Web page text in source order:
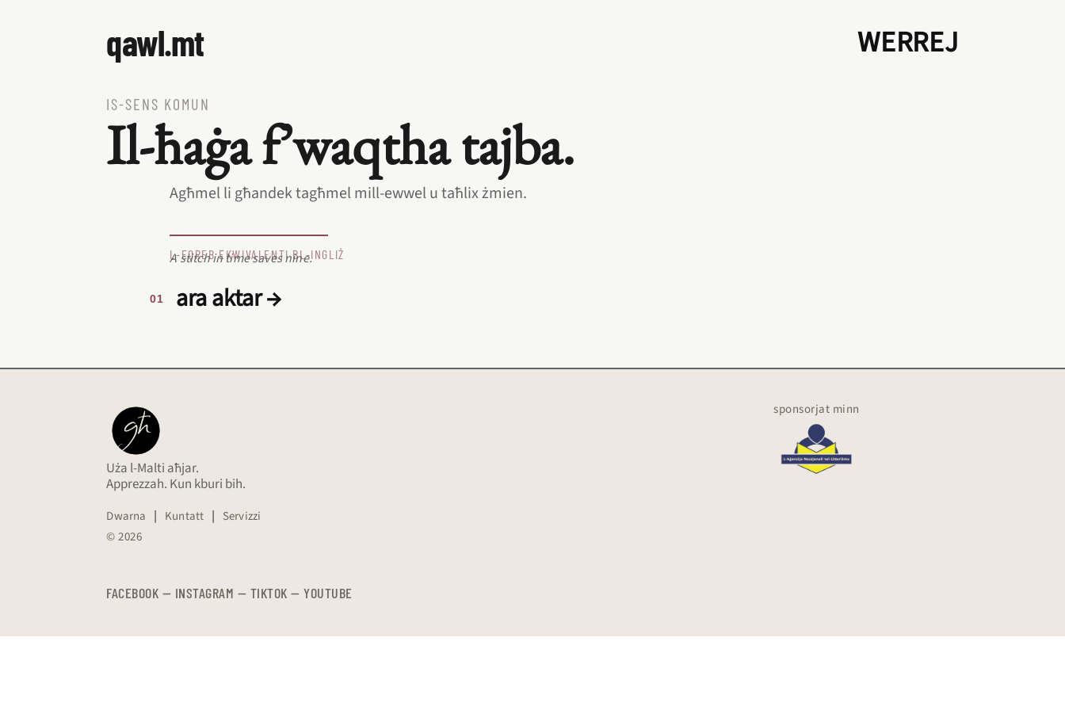
qawl.mt WERREJ
IS‑SENS KOMUN
Il‑ħaġa f’waqtha tajba.
Agħmel li għandek tagħmel mill‑ewwel u taħlix żmien.
L‑EQREB EKWIVALENTI BL‑INGLIŻ
A stitch in time saves nine.
ara aktar →
Uża l-Malti aħjar.
Apprezzah. Kun kburi bih.
Dwarna | Kuntatt | Servizzi
© 2026
FACEBOOK — INSTAGRAM — TIKTOK — YOUTUBE
sponsorjat minn